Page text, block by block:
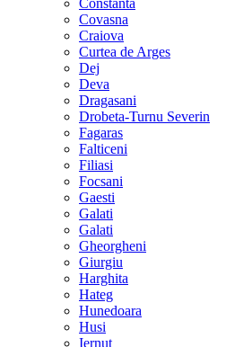
Constanta
Covasna
Craiova
Curtea de Arges
Dej
Deva
Dragasani
Drobeta-Turnu Severin
Fagaras
Falticeni
Filiasi
Focsani
Gaesti
Galati
Galati
Gheorgheni
Giurgiu
Harghita
Hateg
Hunedoara
Husi
Iernut